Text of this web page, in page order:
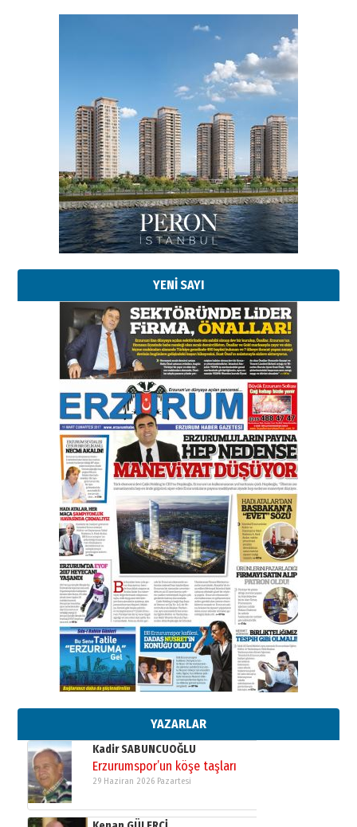
YENİ SAYI
YAZARLAR
Esat BİNDESEN
TRT’NİN BÖLGEYE AÇILAN SESİ
09 Ağustos 2026 Pazar
Kadir SABUNCUOĞLU
Erzurumspor’un köşe taşları
29 Haziran 2026 Pazartesi
Kenan GÜLERCİ
Murat Şahsuvaroğlu ERKON’da
çıtayı yukarı taşırken,
yönetimdekiler aşağı
çekmemeli!
17 Şubat 2026 SalıOrhan BOZKURT
Bir fotoğraf, bir şehir, bir
gazeteci… Dizginler kimin
elinde?
31 Mart 2026 Salı
A. Berhan Yılmaz
BİR BÖLÜM DEĞİL, BİR ÖMÜR
SEÇİYORSUNUZ… “NEDEN
ATATÜRK ÜNİVERSİTESİ?”
28 Temmuz 2026 Salı
Ahmet Gökhan YAZICI
Ahmed Yesevi’den bir Alperen…
”Reisimiz” idi… Hakka yürüdü.!
26 Mart 2026 Perşembe
Cem Bakırcı
Ardında bıraktığı hatıralarıyla
gönül adamı Faruk Terzioğlu!
13 Mayıs 2026 Çarşamba
Esat BİNDESEN
TRT’NİN BÖLGEYE AÇILAN SESİ
Kadir SABUNCUOĞLU
Erzurumspor’un köşe taşları
29 Haziran 2026 Pazartesi